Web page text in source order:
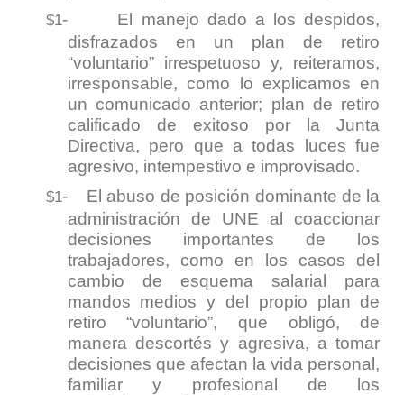
$1-
El manejo dado a los despidos,
disfrazados en un plan de retiro
“voluntario” irrespetuoso y, reiteramos,
irresponsable, como lo explicamos en
un comunicado anterior; plan de retiro
calificado de exitoso por la Junta
Directiva, pero que a todas luces fue
agresivo, intempestivo e improvisado.
$1-
El abuso de posición dominante de la
administración de UNE al coaccionar
decisiones importantes de los
trabajadores, como en los casos del
cambio de esquema salarial para
mandos medios y del propio plan de
retiro “voluntario”, que obligó, de
manera descortés y agresiva, a tomar
decisiones que afectan la vida personal,
familiar y profesional de los